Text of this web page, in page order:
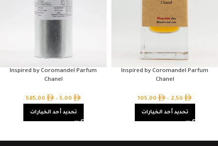
Inspired by Coromandel Parfum
Chanel
2,50
–
105,00
تحديد أحد الخيارات
Inspired by Coromandel Parfum
Chanel
5,00
–
585,00
تحديد أحد الخيارات